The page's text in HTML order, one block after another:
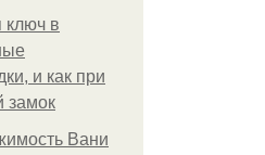
ключ в
и как при
замок
Вани